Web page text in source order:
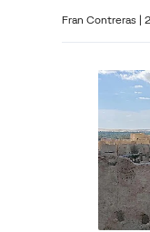
Fran Contreras |